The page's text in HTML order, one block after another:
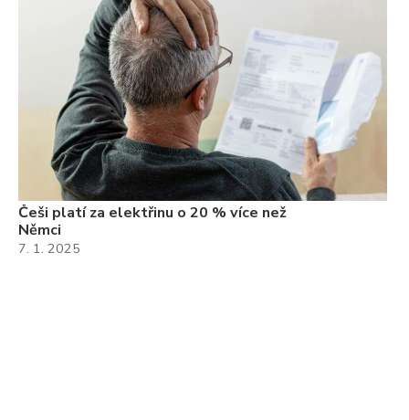
Češi platí za elektřinu o 20 % více než
Němci
7. 1. 2025